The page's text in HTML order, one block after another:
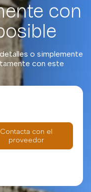
con
o simplemente
con este
Contacta con el
proveedor